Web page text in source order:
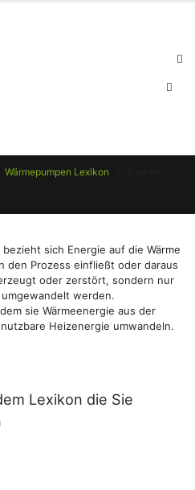
Wärmepumpen Lexikon
sich Energie auf die Wärme
den Prozess einfließt oder daraus
oder zerstört, sondern nur
werden.
sie Wärmeenergie aus der
Heizenergie umwandeln.
Lexikon die Sie